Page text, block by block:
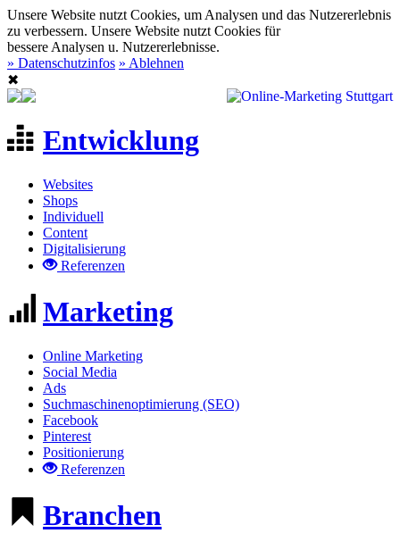
Unsere Website nutzt Cookies, um Analysen und das Nutzererlebnis
zu verbessern. Unsere Website nutzt Cookies für
bessere Analysen u. Nutzererlebnisse.
» Datenschutzinfos » Ablehnen
✖
Entwicklung
Websites
Shops
Individuell
Content
Digitalisierung
Referenzen
Marketing
Online Marketing
Social Media
Ads
Suchmaschinenoptimierung (SEO)
Facebook
Pinterest
Positionierung
Referenzen
Branchen